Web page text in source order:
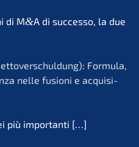
di M&A di succes­so, la due
Formu­la,
nelle fusio­ni e acqui­si­
più importan­ti […]